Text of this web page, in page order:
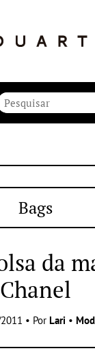
Bags
da
Chanel
• Por Lari •